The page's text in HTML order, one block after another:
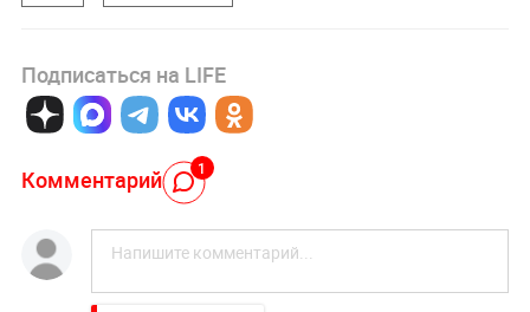
Подписаться на LIFE
Комментарий 1